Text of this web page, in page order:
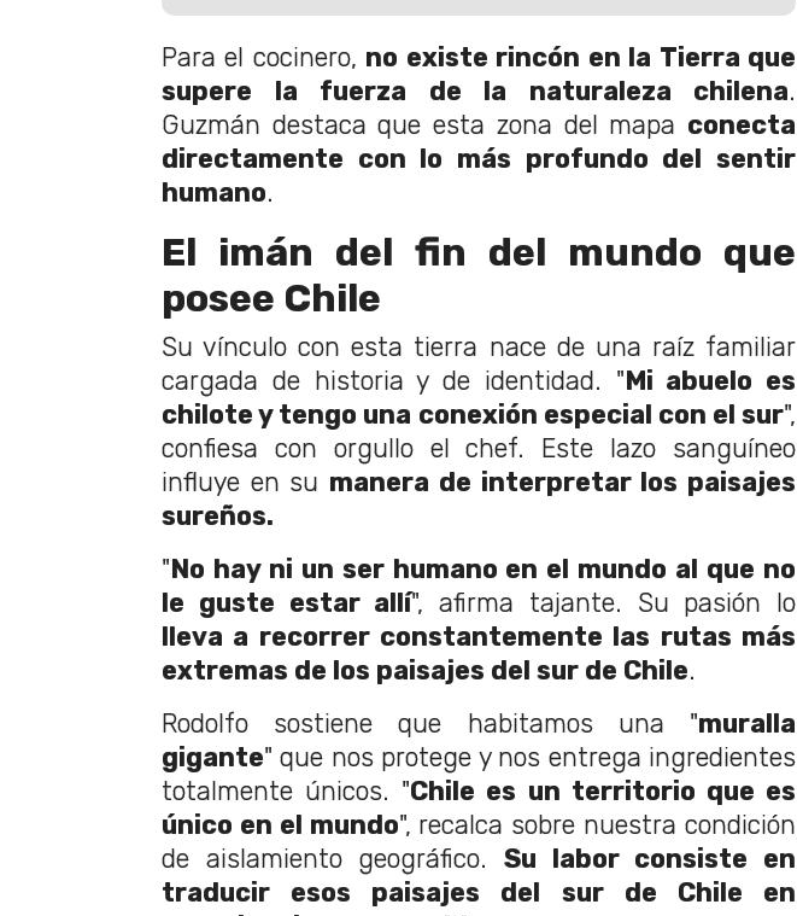
Para el cocinero, no existe rincón en la Tierra que
supere la fuerza de la naturaleza chilena.
Guzmán destaca que esta zona del mapa conecta
directamente con lo más profundo del sentir
humano.
El imán del fin del mundo que
posee Chile
Su vínculo con esta tierra nace de una raíz familiar
cargada de historia y de identidad. "Mi abuelo es
chilote y tengo una conexión especial con el sur",
confiesa con orgullo el chef. Este lazo sanguíneo
influye en su manera de interpretar los paisajes
sureños.
"No hay ni un ser humano en el mundo al que no
le guste estar allí", afirma tajante. Su pasión lo
lleva a recorrer constantemente las rutas más
extremas de los paisajes del sur de Chile.
Rodolfo sostiene que habitamos una "muralla
gigante" que nos protege y nos entrega ingredientes
totalmente únicos. "Chile es un territorio que es
único en el mundo", recalca sobre nuestra condición
de aislamiento geográfico. Su labor consiste en
traducir esos paisajes del sur de Chile en